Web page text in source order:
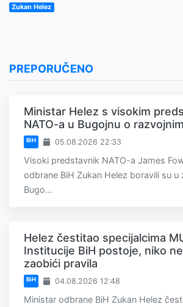
Zukan Helez
PREPORUČENO
Ministar Helez s visokim
NATO-a u Bugojnu o
BiH 05.08.2026 22:33
Visoki predstavnik NATO-a James
odbrane BiH Zukan Helez boravili su
Bugo...
Helez čestitao specijalcima
Institucije BiH postoje, niko
zaobići pravila
BiH 04.08.2026 12:48
Ministar odbrane BiH Zukan Helez